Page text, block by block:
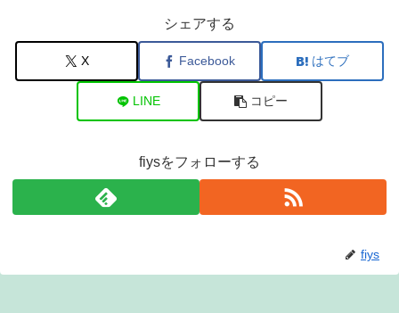
シェアする
X Facebook はてブ
LINE コピー
fiysをフォローする
fiys